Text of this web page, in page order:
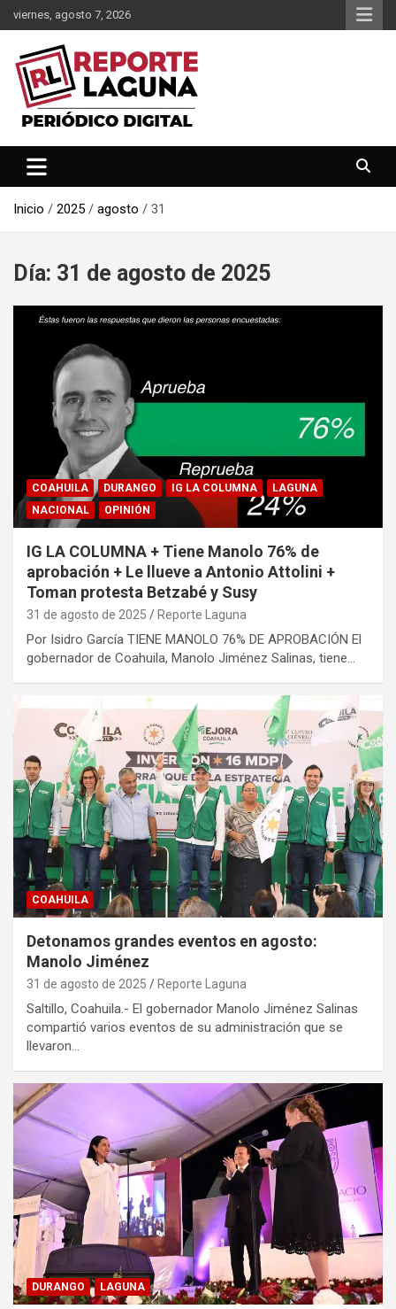
Saltar
al
contenido
viernes, agosto 7, 2026
Reporte Laguna
Inicio 2025 agosto 31
Día: 31 de agosto de 2025
COAHUILA DURANGO IG LA COLUMNA
LAGUNA
NACIONAL
OPINIÓN
IG LA COLUMNA + Tiene Manolo 76% de
aprobación + Le llueve a Antonio Attolini +
Toman protesta Betzabé y Susy
31 de agosto de 2025 Reporte Laguna
Por Isidro García TIENE MANOLO 76% DE APROBACIÓN El
gobernador de Coahuila, Manolo Jiménez Salinas, tiene…
COAHUILA
Detonamos grandes eventos en agosto:
Manolo Jiménez
31 de agosto de 2025 Reporte Laguna
Saltillo, Coahuila.- El gobernador Manolo Jiménez Salinas
compartió varios eventos de su administración que se
llevaron…
DURANGO LAGUNA